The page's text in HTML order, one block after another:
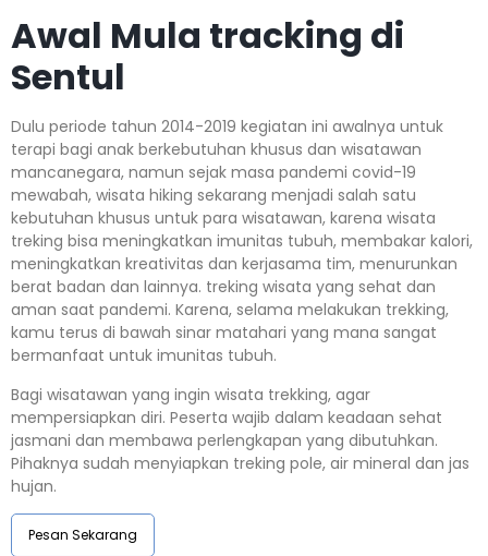
Awal Mula tracking di
Sentul
Dulu periode tahun 2014-2019 kegiatan ini awalnya untuk
terapi bagi anak berkebutuhan khusus dan wisatawan
mancanegara, namun sejak masa pandemi covid-19
mewabah, wisata hiking sekarang menjadi salah satu
kebutuhan khusus untuk para wisatawan, karena wisata
treking bisa meningkatkan imunitas tubuh, membakar kalori,
meningkatkan kreativitas dan kerjasama tim, menurunkan
berat badan dan lainnya. treking wisata yang sehat dan
aman saat pandemi. Karena, selama melakukan trekking,
kamu terus di bawah sinar matahari yang mana sangat
bermanfaat untuk imunitas tubuh.
Bagi wisatawan yang ingin wisata trekking, agar
mempersiapkan diri. Peserta wajib dalam keadaan sehat
jasmani dan membawa perlengkapan yang dibutuhkan.
Pihaknya sudah menyiapkan treking pole, air mineral dan jas
hujan.
Pesan Sekarang